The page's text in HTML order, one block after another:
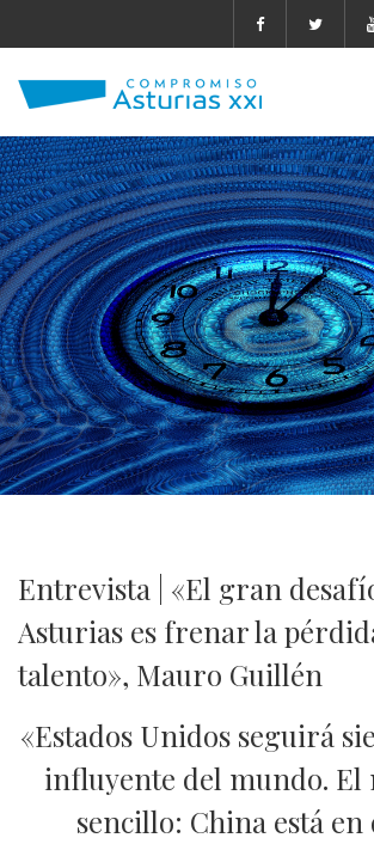
Entrevista | «El gran
Asturias es frenar la
talento», Mauro Guillén
«Estados Unidos seguirá
influyente del mundo. El
sencillo: China está en